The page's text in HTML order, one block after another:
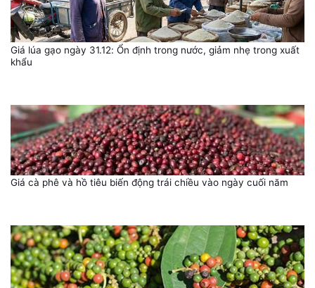
Giá lúa gạo ngày 31.12: Ổn định trong nước, giảm nhẹ trong xuất
khẩu
Giá cà phê và hồ tiêu biến động trái chiều vào ngày cuối năm